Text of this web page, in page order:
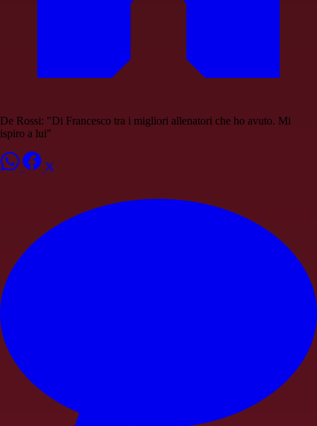
De Rossi: "Di Francesco tra i migliori allenatori che ho avuto. Mi
ispiro a lui"